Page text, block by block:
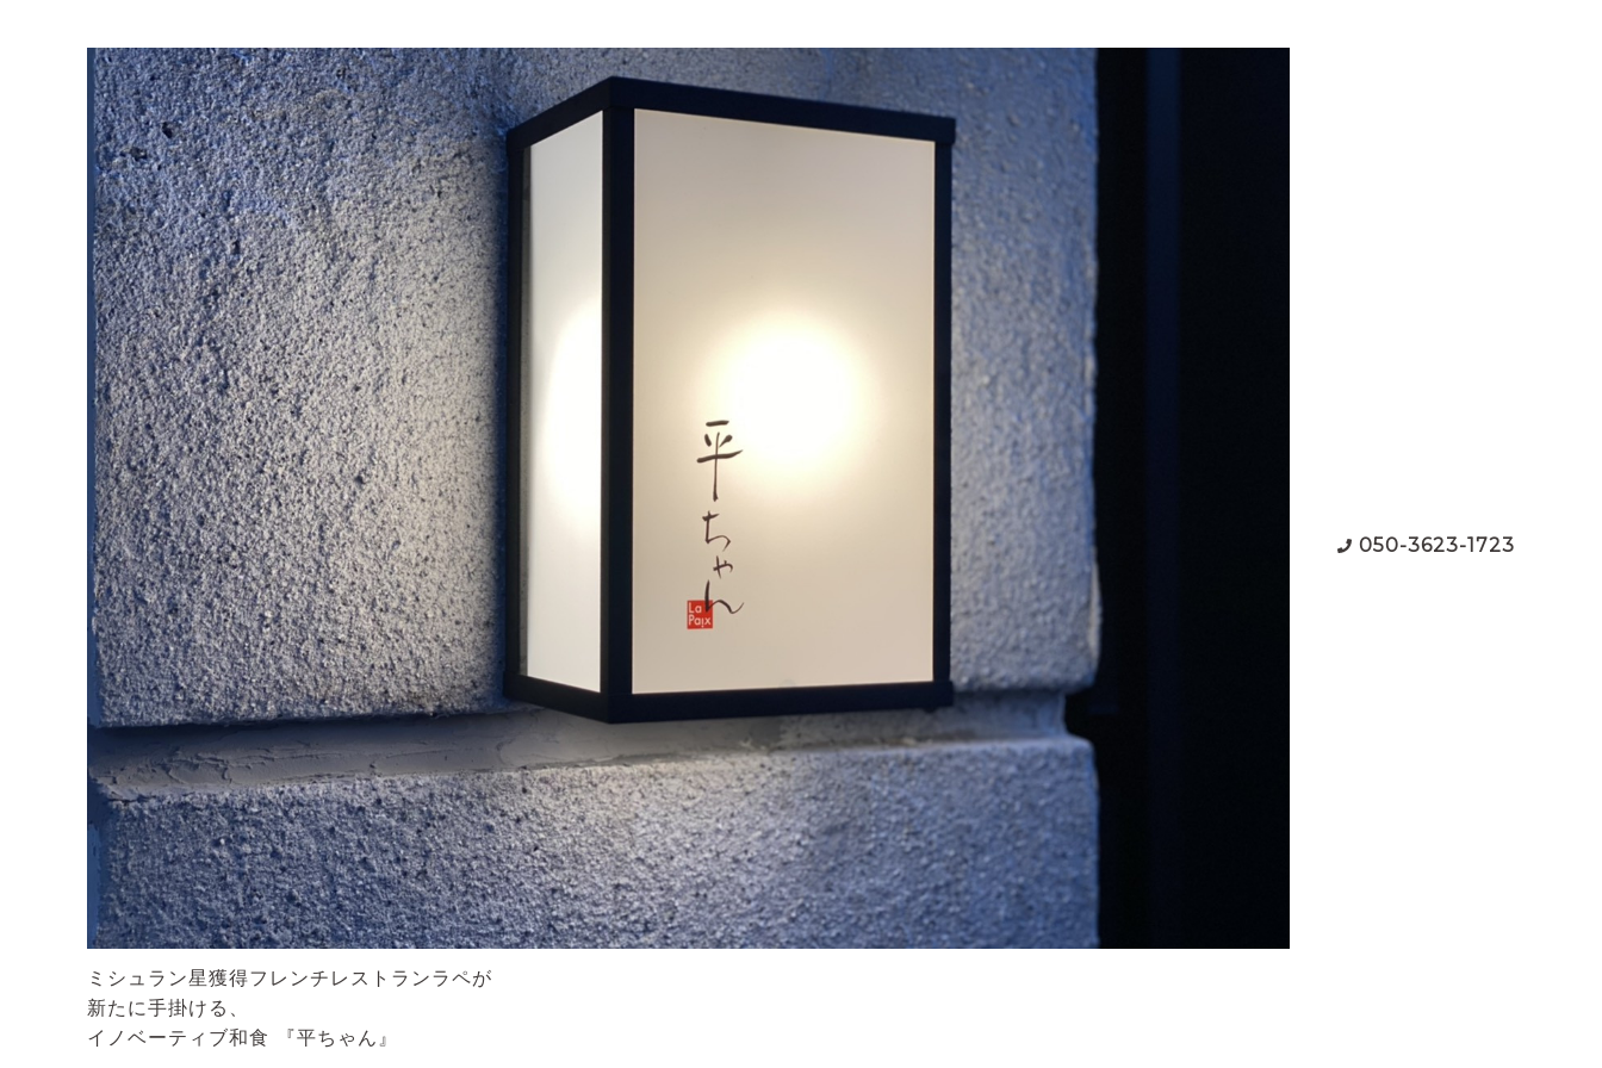
ミシュラン星獲得フレンチレストランラペが
新たに手掛ける、
イノベーティブ和食 『平ちゃん』
050-3623-1723